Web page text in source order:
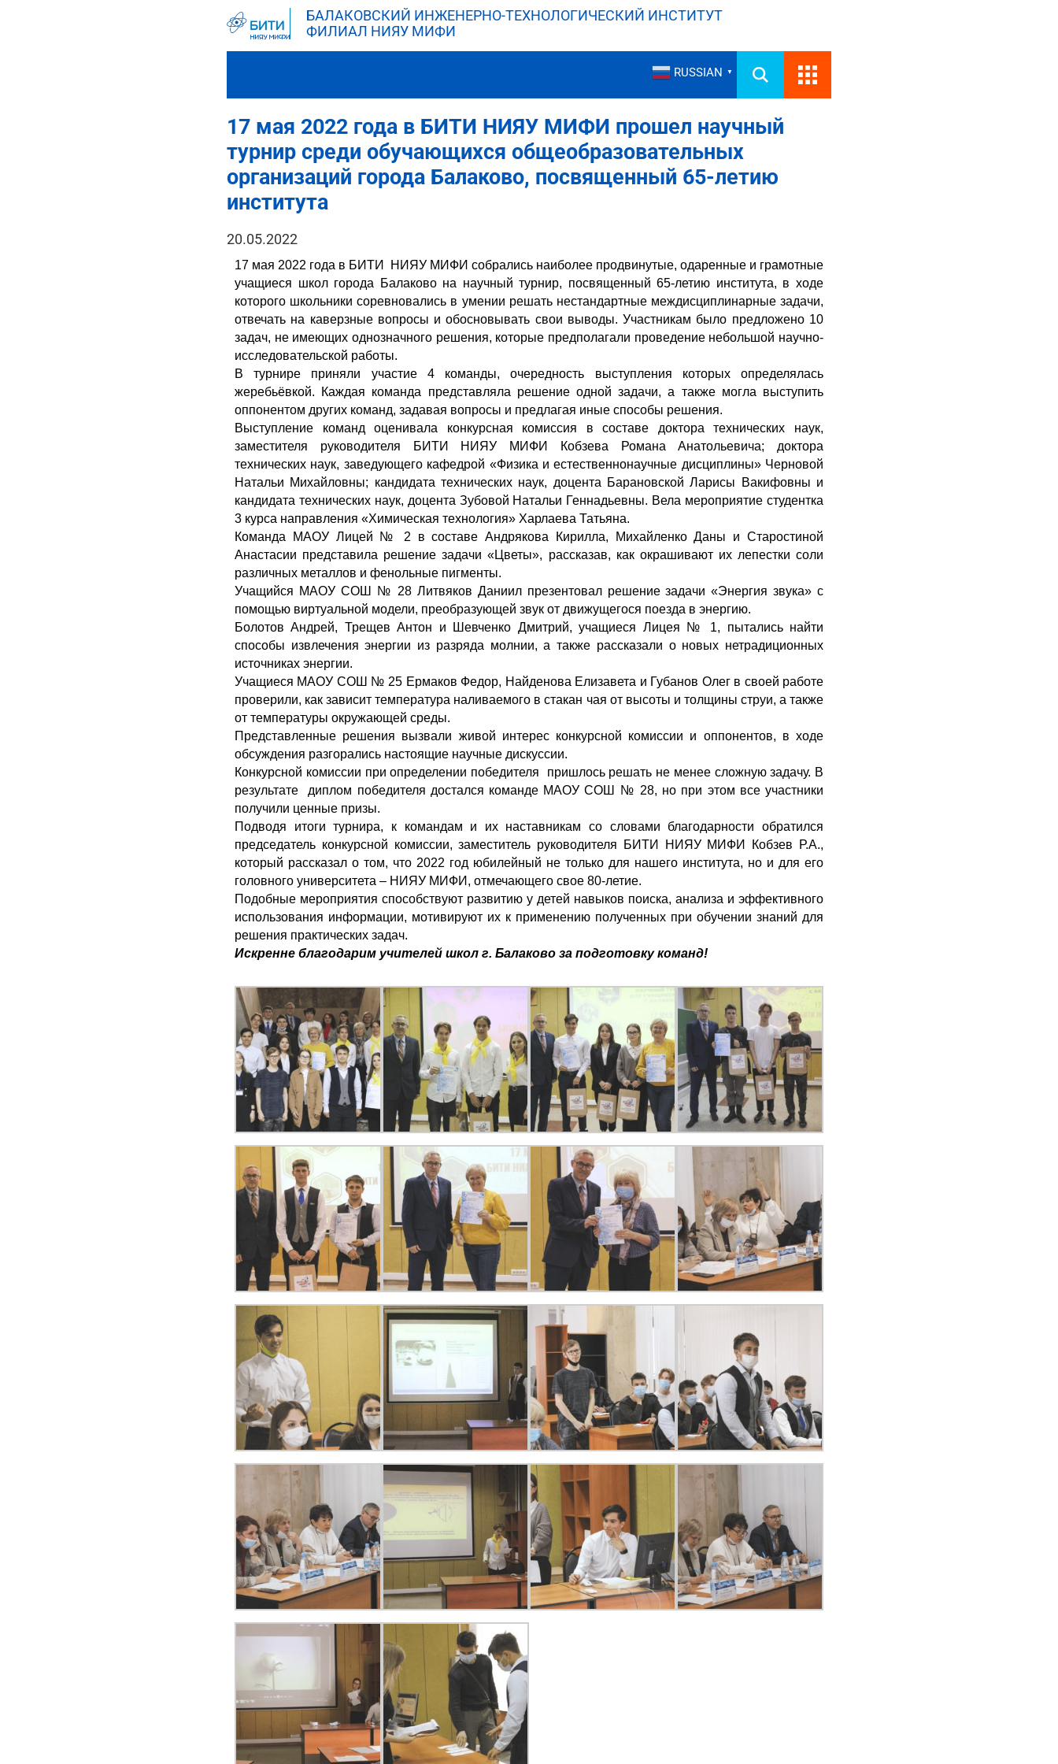
БАЛАКОВСКИЙ ИНЖЕНЕРНО-ТЕХНОЛОГИЧЕСКИЙ ИНСТИТУТ
ФИЛИАЛ НИЯУ МИФИ
RUSSIAN ▼
17 мая 2022 года в БИТИ НИЯУ МИФИ прошел научный
турнир среди обучающихся общеобразовательных
организаций города Балаково, посвященный 65-летию
института
20.05.2022
17 мая 2022 года в БИТИ НИЯУ МИФИ собрались наиболее продвинутые, одаренные и грамотные
учащиеся школ города Балаково на научный турнир, посвященный 65-летию института, в ходе
которого школьники соревновались в умении решать нестандартные междисциплинарные задачи,
отвечать на каверзные вопросы и обосновывать свои выводы. Участникам было предложено 10
задач, не имеющих однозначного решения, которые предполагали проведение небольшой научно-
исследовательской работы.
В турнире приняли участие 4 команды, очередность выступления которых определялась
жеребьёвкой. Каждая команда представляла решение одной задачи, а также могла выступить
оппонентом других команд, задавая вопросы и предлагая иные способы решения.
Выступление команд оценивала конкурсная комиссия в составе доктора технических наук,
заместителя руководителя БИТИ НИЯУ МИФИ Кобзева Романа Анатольевича; доктора
технических наук, заведующего кафедрой «Физика и естественнонаучные дисциплины» Черновой
Натальи Михайловны; кандидата технических наук, доцента Барановской Ларисы Вакифовны и
кандидата технических наук, доцента Зубовой Натальи Геннадьевны. Вела мероприятие студентка
3 курса направления «Химическая технология» Харлаева Татьяна.
Команда МАОУ Лицей № 2 в составе Андрякова Кирилла, Михайленко Даны и Старостиной
Анастасии представила решение задачи «Цветы», рассказав, как окрашивают их лепестки соли
различных металлов и фенольные пигменты.
Учащийся МАОУ СОШ № 28 Литвяков Даниил презентовал решение задачи «Энергия звука» с
помощью виртуальной модели, преобразующей звук от движущегося поезда в энергию.
Болотов Андрей, Трещев Антон и Шевченко Дмитрий, учащиеся Лицея № 1, пытались найти
способы извлечения энергии из разряда молнии, а также рассказали о новых нетрадиционных
источниках энергии.
Учащиеся МАОУ СОШ № 25 Ермаков Федор, Найденова Елизавета и Губанов Олег в своей работе
проверили, как зависит температура наливаемого в стакан чая от высоты и толщины струи, а также
от температуры окружающей среды.
Представленные решения вызвали живой интерес конкурсной комиссии и оппонентов, в ходе
обсуждения разгорались настоящие научные дискуссии.
Конкурсной комиссии при определении победителя пришлось решать не менее сложную задачу. В
результате диплом победителя достался команде МАОУ СОШ № 28, но при этом все участники
получили ценные призы.
Подводя итоги турнира, к командам и их наставникам со словами благодарности обратился
председатель конкурсной комиссии, заместитель руководителя БИТИ НИЯУ МИФИ Кобзев Р.А.,
который рассказал о том, что 2022 год юбилейный не только для нашего института, но и для его
головного университета – НИЯУ МИФИ, отмечающего свое 80-летие.
Подобные мероприятия способствуют развитию у детей навыков поиска, анализа и эффективного
использования информации, мотивируют их к применению полученных при обучении знаний для
решения практических задач.
Искренне благодарим учителей школ г. Балаково за подготовку команд!